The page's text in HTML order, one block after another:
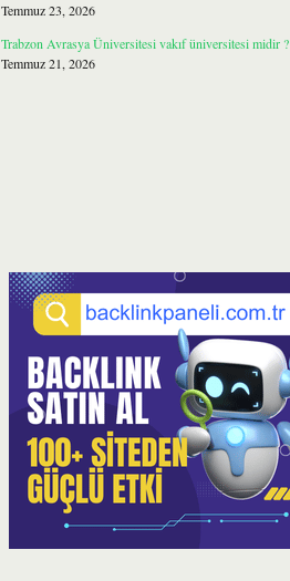
Temmuz 23, 2026
Trabzon Avrasya Üniversitesi vakıf üniversitesi midir ?
Temmuz 21, 2026